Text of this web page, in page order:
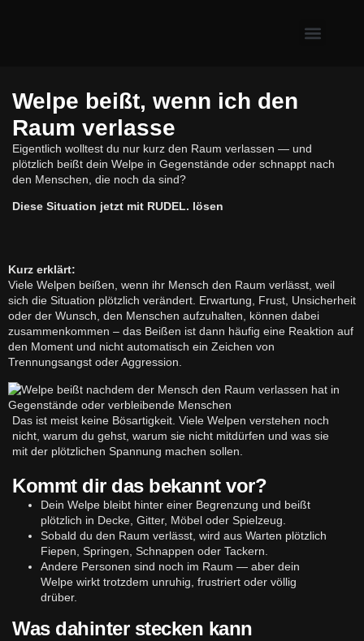
Welpe beißt, wenn ich den
Raum verlasse
Eigentlich wolltest du nur kurz den Raum verlassen — und
plötzlich beißt dein Welpe in Gegenstände oder schnappt nach
den Menschen, die noch da sind?
Diese Situation jetzt mit RUDEL. lösen
Kurz erklärt:
Viele Welpen beißen, wenn ihr Mensch den Raum verlässt, weil
sich die Situation plötzlich verändert. Erwartung, Frust, Unsicherheit
oder der Wunsch, den Menschen aufzuhalten, können dabei
zusammenkommen – das Beißen ist dann häufig eine Reaktion auf
den Moment und nicht automatisch ein Zeichen von
Trennungsangst oder Aggression.
Das ist meist keine Bösartigkeit. Viele Welpen verstehen noch
nicht, warum du gehst, warum sie nicht mitdürfen und was sie
mit der plötzlichen Spannung machen sollen.
Kommt dir das bekannt vor?
Dein Welpe bleibt hinter einer Begrenzung und beißt
plötzlich in Decke, Gitter, Möbel oder Spielzeug.
Sobald du den Raum verlässt, wird aus Warten plötzlich
Fiepen, Springen, Schnappen oder Tackern.
Andere Personen sind noch im Raum — aber dein
Welpe wirkt trotzdem unruhig, frustriert oder völlig
drüber.
Was dahinter stecken kann